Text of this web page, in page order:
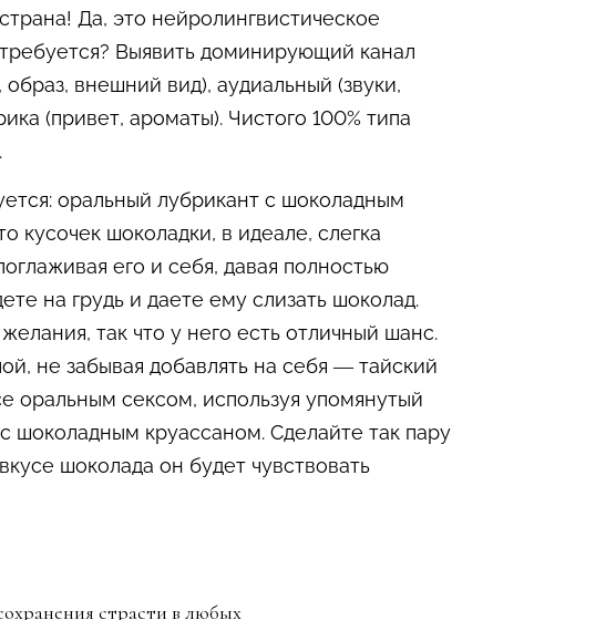
Да, это нейролингвистическое
Выявить доминирующий канал
внешний вид), аудиальный (звуки,
(привет, ароматы). Чистого 100% типа
оральный лубрикант с шоколадным
шоколадки, в идеале, слегка
его и себя, давая полностью
на грудь и даете ему слизать шоколад.
так что у него есть отличный шанс.
не забывая добавлять на себя — тайский
оральным сексом, используя упомянутый
круассаном. Сделайте так пару
шоколада он будет чувствовать
страсти в любых